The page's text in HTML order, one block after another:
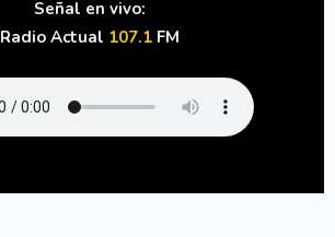
Señal en vivo:
Radio Actual 107.1 FM